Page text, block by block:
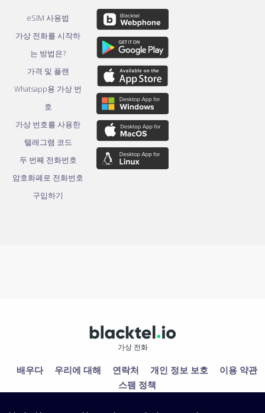
eSIM 사용법
가상 전화를 시작하
는 방법은?
가격 및 플랜
Whatsapp용 가상 번
호
가상 번호를 사용한
텔레그램 코드
두 번째 전화번호
암호화폐로 전화번호
구입하기
가상 전화
배우다 우리에 대해 연락처 개인 정보 보호
이용 약관
스팸 정책